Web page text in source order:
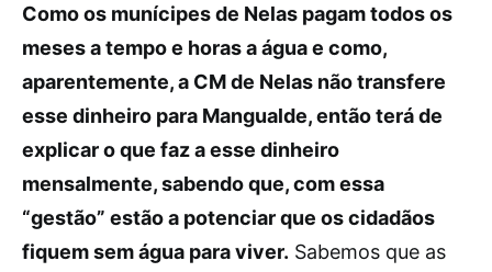
Como os munícipes de Nelas pagam todos os
meses a tempo e horas a água e como,
aparentemente, a CM de Nelas não transfere
esse dinheiro para Mangualde, então terá de
explicar o que faz a esse dinheiro
mensalmente, sabendo que, com essa
“gestão” estão a potenciar que os cidadãos
fiquem sem água para viver. Sabemos que as